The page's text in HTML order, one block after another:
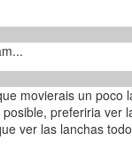
movierais un poco
ver la zona
ver las lanchas